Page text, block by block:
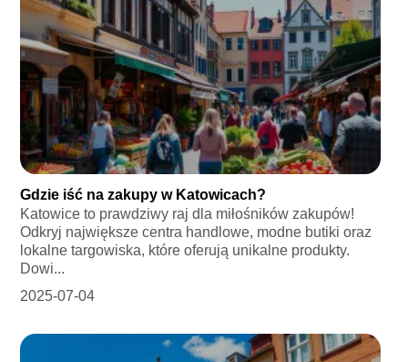
Gdzie iść na zakupy w Katowicach?
Katowice to prawdziwy raj dla miłośników zakupów!
Odkryj największe centra handlowe, modne butiki oraz
lokalne targowiska, które oferują unikalne produkty.
Dowi...
2025-07-04